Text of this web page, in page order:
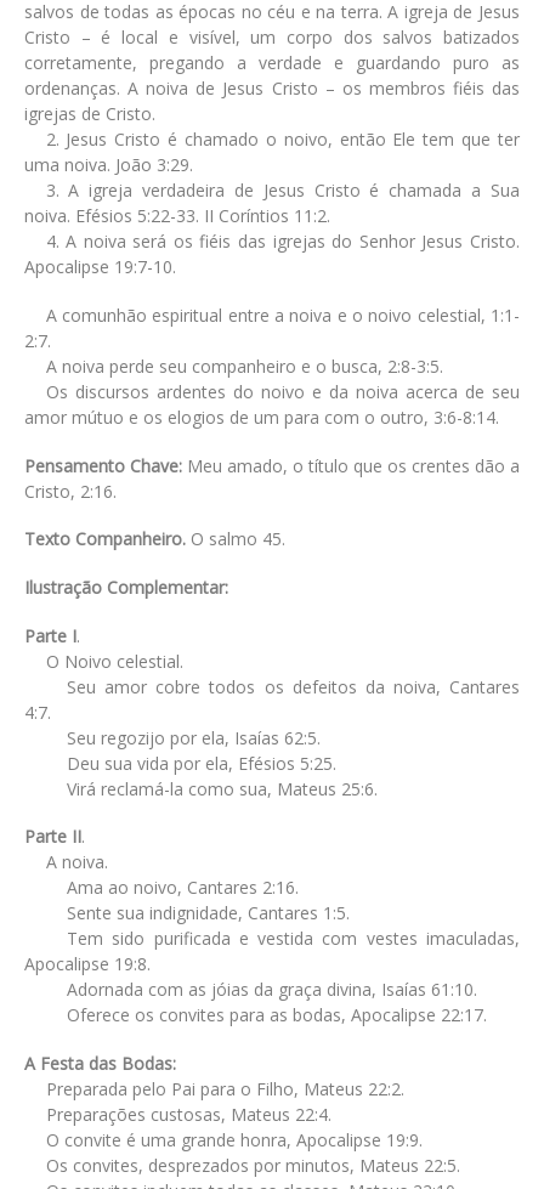
salvos de todas as épocas no céu e na terra. A igreja de Jesus
Cristo – é local e visível, um corpo dos salvos batizados
corretamente, pregando a verdade e guardando puro as
ordenanças. A noiva de Jesus Cristo – os membros fiéis das
igrejas de Cristo.
2. Jesus Cristo é chamado o noivo, então Ele tem que ter
uma noiva. João 3:29.
3. A igreja verdadeira de Jesus Cristo é chamada a Sua
noiva. Efésios 5:22-33. II Coríntios 11:2.
4. A noiva será os fiéis das igrejas do Senhor Jesus Cristo.
Apocalipse 19:7-10.
A comunhão espiritual entre a noiva e o noivo celestial, 1:1-
2:7.
A noiva perde seu companheiro e o busca, 2:8-3:5.
Os discursos ardentes do noivo e da noiva acerca de seu
amor mútuo e os elogios de um para com o outro, 3:6-8:14.
Pensamento Chave: Meu amado, o título que os crentes dão a
Cristo, 2:16.
Texto Companheiro. O salmo 45.
Ilustração Complementar:
Parte I.
O Noivo celestial.
Seu amor cobre todos os defeitos da noiva, Cantares
4:7.
Seu regozijo por ela, Isaías 62:5.
Deu sua vida por ela, Efésios 5:25.
Virá reclamá-la como sua, Mateus 25:6.
Parte II.
A noiva.
Ama ao noivo, Cantares 2:16.
Sente sua indignidade, Cantares 1:5.
Tem sido purificada e vestida com vestes imaculadas,
Apocalipse 19:8.
Adornada com as jóias da graça divina, Isaías 61:10.
Oferece os convites para as bodas, Apocalipse 22:17.
A Festa das Bodas:
Preparada pelo Pai para o Filho, Mateus 22:2.
Preparações custosas, Mateus 22:4.
O convite é uma grande honra, Apocalipse 19:9.
Os convites, desprezados por minutos, Mateus 22:5.